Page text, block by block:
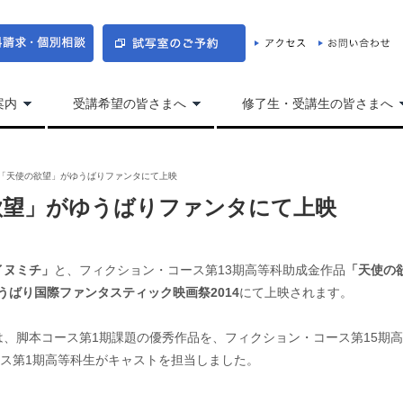
内 受講希望の皆さまへ 修了生・受講生の皆さまへ
天使の欲望」がゆうばりファンタにて上映
」がゆうばりファンタにて上映
ミチ」 と、フィクション・コース第13期高等科助成金作品 「天使の
ばり国際ファンタスティック映画祭2014にて上映されます。
脚本コース第1期課題の優秀作品を、フィクション・コース第15期
第1期高等科生がキャストを担当しました。